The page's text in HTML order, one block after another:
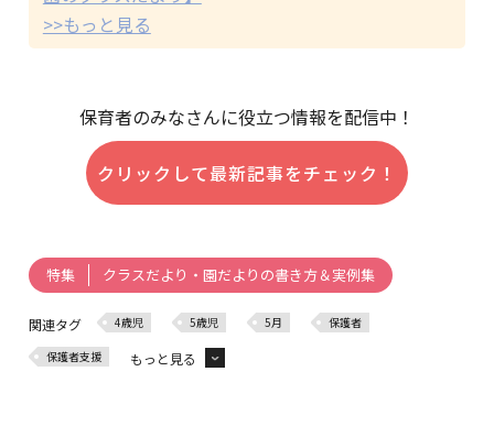
>>もっと見る
保育者のみなさんに役立つ情報を配信中！
クリックして最新記事をチェック！
特集 クラスだより・園だよりの書き方＆実例集
関連タグ 4歳児 5歳児 5月 保護者
保護者支援 もっと見る